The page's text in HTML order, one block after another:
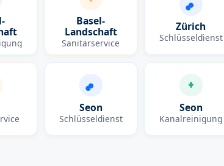
Basel-
Landschaft
Sanitärservice
Zürich
Schlüsseldienst
Seon
Schlüsseldienst
Seon
Kanalreinigung